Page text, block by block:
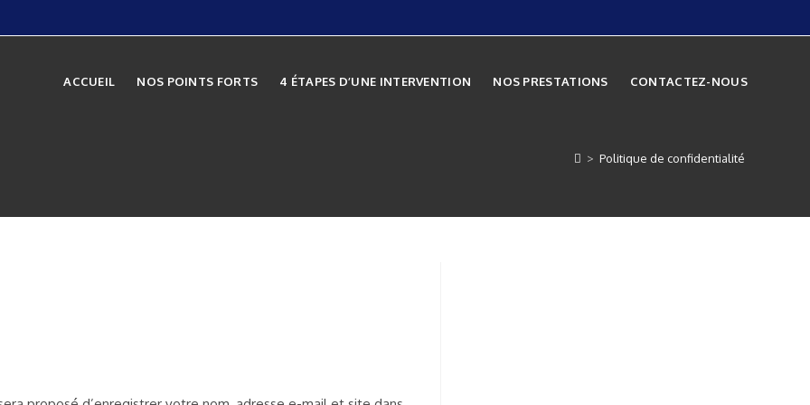
ACCUEIL NOS POINTS FORTS 4 ÉTAPES D’UNE INTERVENTION NOS PRESTATIONS CONTACTEZ-NOUS
> Politique de confidentialité